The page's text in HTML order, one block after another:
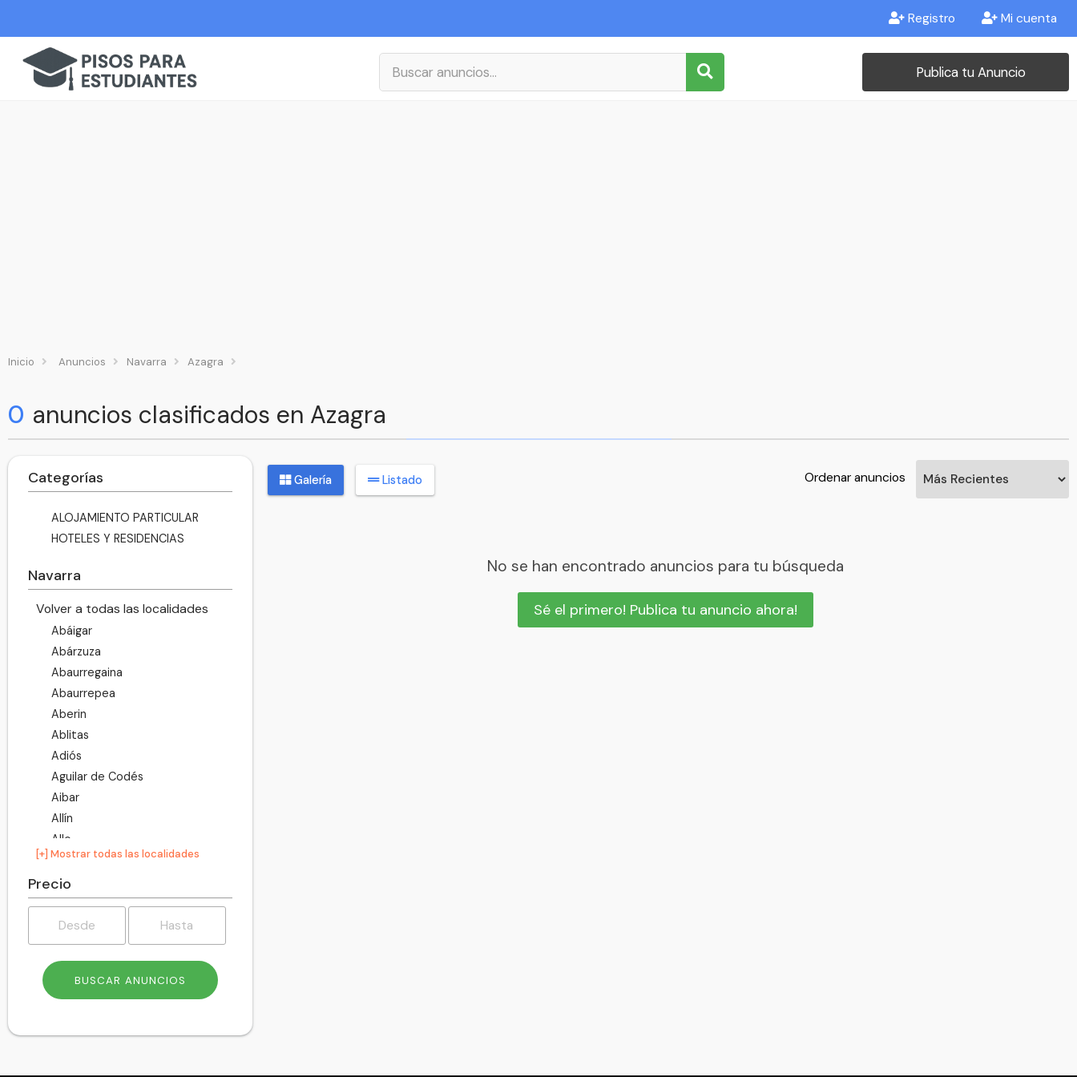
Registro Mi cuenta
Publica tu Anuncio
Inicio Anuncios Navarra Azagra
0 anuncios clasificados en Azagra
Categorías
ALOJAMIENTO PARTICULAR
HOTELES Y RESIDENCIAS
Navarra
Volver a todas las localidades
Abáigar
Abárzuza
Abaurregaina
Abaurrepea
Aberin
Ablitas
Adiós
Aguilar de Codés
Aibar
Allín
Allo
Altsasu
Améscoa Baja
Ancín
Andosilla
Ansoáin
Anue
Añorbe
[+] Mostrar todas las localidades
Precio
Galería Listado Ordenar anuncios
No se han encontrado anuncios para tu búsqueda
Sé el primero! Publica tu anuncio ahora!